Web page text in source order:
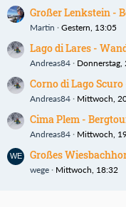
Großer Lenkstein -
Martin Gestern, 13:05
Lago di Lares -
Andreas84 Donnerstag,
Corno di Lago
Andreas84 Mittwoch,
Cima Plem -
Andreas84 Mittwoch,
Großes
wege Mittwoch, 18:32